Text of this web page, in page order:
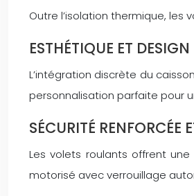
Outre l’isolation thermique,
ESTHÉTIQUE ET DESIGN
L’intégration discrète du
personnalisation parfaite pour
SÉCURITÉ RENFORCÉE
Les volets roulants offrent
motorisé avec verrouillage